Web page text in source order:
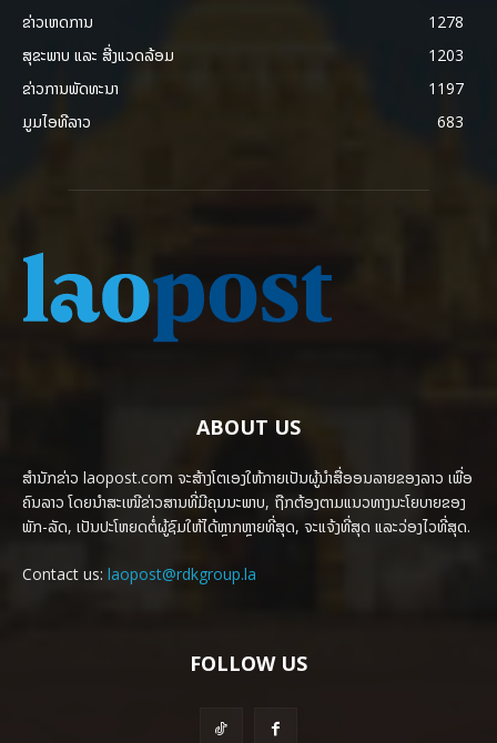
ຂ່າວເຫດການ
1278
ສຸຂະພາບ ແລະ ສີ່ງແວດລ້ອມ
1203
ຂ່າວການພັດທະນາ
1197
ມູມໄອທີລາວ
683
ABOUT US
ສຳນັກຂ່າວ laopost.com ຈະສ້າງໂຕເອງໃຫ້ກາຍເປັນຜູ້ນຳສື່ອອນລາຍຂອງລາວ ເພື່ອ
ຄົນລາວ ໂດຍນຳສະເໜີຂ່າວສານທີ່ມີຄຸນນະພາບ, ຖືກຕ້ອງຕາມແນວທາງນະໂຍບາຍຂອງ
ພັກ-ລັດ, ເປັນປະໂຫຍດຕໍ່ຜູ້ຊົມໃຫ້ໄດ້ຫຼາກຫຼາຍທີ່ສຸດ, ຈະແຈ້ງທີ່ສຸດ ແລະວ່ອງໄວທີ່ສຸດ.
Contact us: laopost@rdkgroup.la
FOLLOW US